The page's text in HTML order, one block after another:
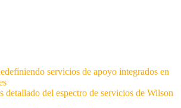
servicios de apoyo integrados en
detallado del espectro de servicios de Wilson